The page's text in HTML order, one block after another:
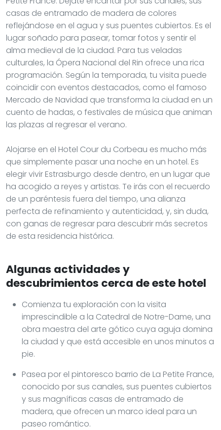
casas de entramado de madera de colores
reflejándose en el agua y sus puentes cubiertos. Es el
lugar soñado para pasear, tomar fotos y sentir el
alma medieval de la ciudad. Para tus veladas
culturales, la Ópera Nacional del Rin ofrece una rica
programación. Según la temporada, tu visita puede
coincidir con eventos destacados, como el famoso
Mercado de Navidad que transforma la ciudad en un
cuento de hadas, o festivales de música que animan
las plazas al regresar el verano.
Alojarse en el Hotel Cour du Corbeau es mucho más
que simplemente pasar una noche en un hotel. Es
elegir vivir Estrasburgo desde dentro, en un lugar que
ha acogido a reyes y artistas. Te irás con el recuerdo
de un paréntesis fuera del tiempo, una alianza
perfecta de refinamiento y autenticidad, y, sin duda,
con ganas de regresar para descubrir más secretos
de esta residencia histórica.
Algunas actividades y
descubrimientos cerca de este hotel
Comienza tu exploración con la visita
imprescindible a la Catedral de Notre-Dame, una
obra maestra del arte gótico cuya aguja domina
la ciudad y que está accesible en unos minutos a
pie.
Pasea por el pintoresco barrio de La Petite France,
conocido por sus canales, sus puentes cubiertos
y sus magníficas casas de entramado de
madera, que ofrecen un marco ideal para un
paseo romántico.